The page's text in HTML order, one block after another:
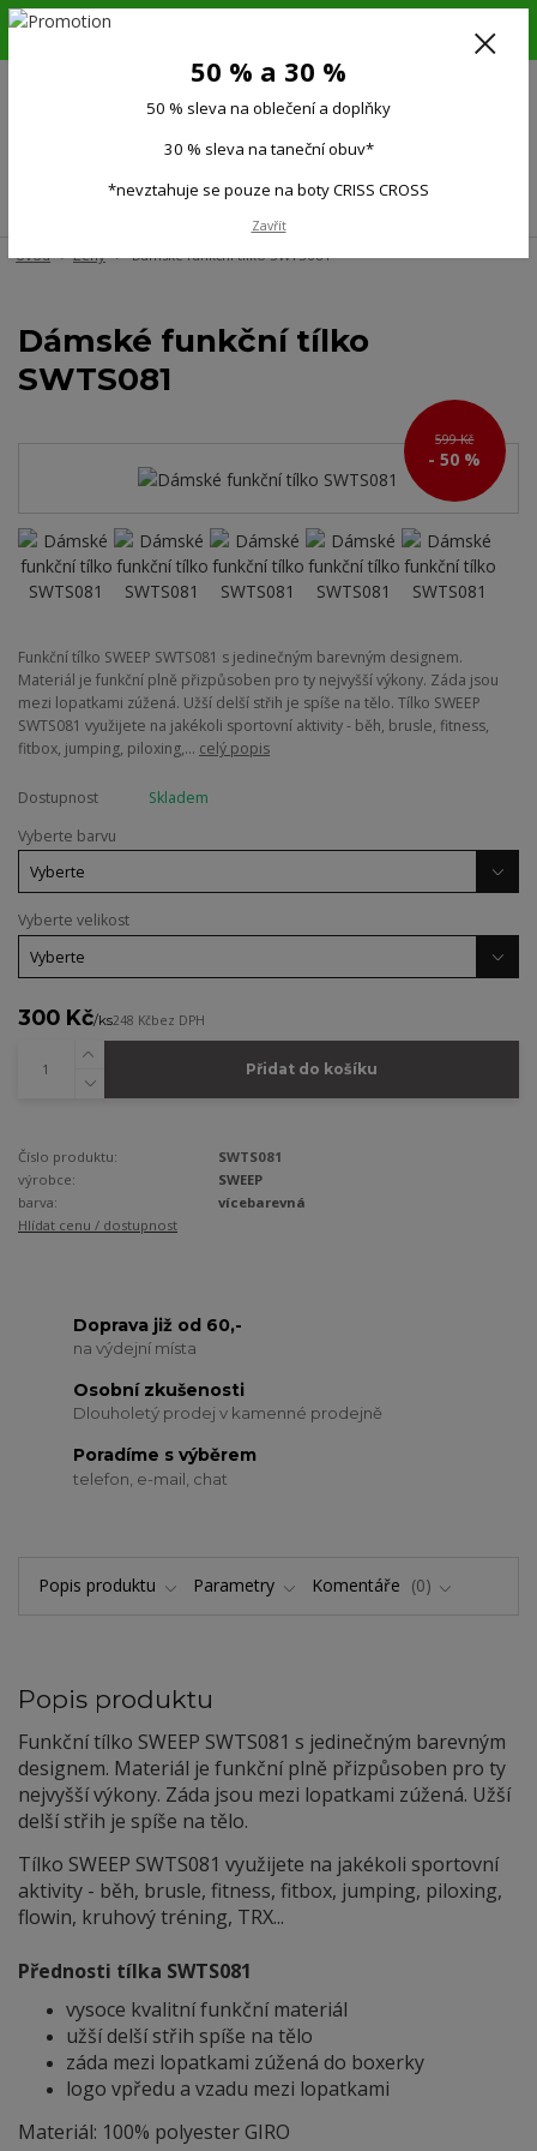
6.-16.8.26. DOVOLENÁ !!! 50 % SLEVA na všechno oblečení a doplňky !!!
(Po-Pá 9:00-15.00)
Úvod Ženy Dámské funkční tílko SWTS081
Dámské funkční tílko
SWTS081
599 Kč
- 50 %
Funkční tílko SWEEP SWTS081 s jedinečným barevným designem.
Materiál je funkční plně přizpůsoben pro ty nejvyšší výkony. Záda jsou
mezi lopatkami zúžená. Užší delší střih je spíše na tělo. Tílko SWEEP
SWTS081 využijete na jakékoli sportovní aktivity - běh, brusle, fitness,
fitbox, jumping, piloxing,... celý popis
Dostupnost
Skladem
Vyberte barvu
Vyberte velikost
300 Kč/ks248 Kčbez DPH
Přidat do košíku
Číslo produktu:
SWTS081
výrobce:
SWEEP
barva:
vícebarevná
Hlídat cenu / dostupnost
Doprava již od 60,-
na výdejní místa
Osobní zkušenosti
Dlouholetý prodej v kamenné prodejně
Poradíme s výběrem
telefon, e-mail, chat
Popis produktu Parametry Komentáře 0
Popis produktu
Funkční tílko SWEEP SWTS081 s jedinečným barevným
designem. Materiál je funkční plně přizpůsoben pro ty
nejvyšší výkony. Záda jsou mezi lopatkami zúžená. Užší
delší střih je spíše na tělo.
Tílko SWEEP SWTS081 využijete na jakékoli sportovní
aktivity - běh, brusle, fitness, fitbox, jumping, piloxing,
flowin, kruhový tréning, TRX...
Přednosti tílka SWTS081
vysoce kvalitní funkční materiál
užší delší střih spíše na tělo
záda mezi lopatkami zúžená do boxerky
logo vpředu a vzadu mezi lopatkami
Materiál: 100% polyester GIRO
50 % a 30 %
50 % sleva na oblečení a doplňky
30 % sleva na taneční obuv*
*nevztahuje se pouze na boty CRISS CROSS
Zavřít